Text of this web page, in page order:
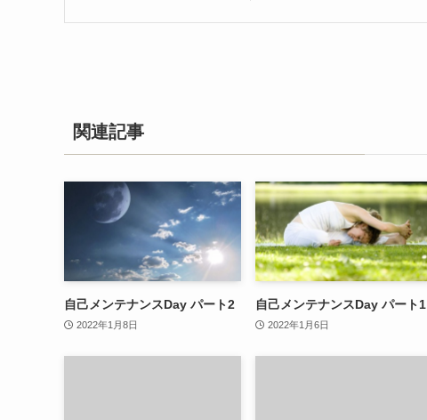
関連記事
自己メンテナンスDay パート2
2022年1月8日
自己メンテナンスDay パート1
2022年1月6日